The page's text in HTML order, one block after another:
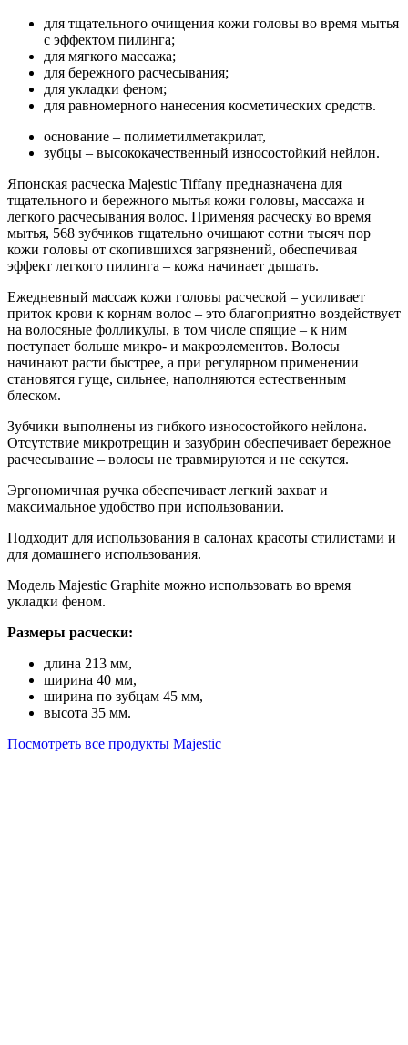
для тщательного очищения кожи головы во время мытья
с эффектом пилинга;
для мягкого массажа;
для бережного расчесывания;
для укладки феном;
для равномерного нанесения косметических средств.
основание – полиметилметакрилат,
зубцы – высококачественный износостойкий нейлон.
Японская расческа Majestic Tiffany предназначена для
тщательного и бережного мытья кожи головы, массажа и
легкого расчесывания волос. Применяя расческу во время
мытья, 568 зубчиков тщательно очищают сотни тысяч пор
кожи головы от скопившихся загрязнений, обеспечивая
эффект легкого пилинга – кожа начинает дышать.
Ежедневный массаж кожи головы расческой – усиливает
приток крови к корням волос – это благоприятно воздействует
на волосяные фолликулы, в том числе спящие – к ним
поступает больше микро- и макроэлементов. Волосы
начинают расти быстрее, а при регулярном применении
становятся гуще, сильнее, наполняются естественным
блеском.
Зубчики выполнены из гибкого износостойкого нейлона.
Отсутствие микротрещин и зазубрин обеспечивает бережное
расчесывание – волосы не травмируются и не секутся.
Эргономичная ручка обеспечивает легкий захват и
максимальное удобство при использовании.
Подходит для использования в салонах красоты стилистами и
для домашнего использования.
Модель Majestic Graphite можно использовать во время
укладки феном.
Размеры расчески:
длина 213 мм,
ширина 40 мм,
ширина по зубцам 45 мм,
высота 35 мм.
Посмотреть все продукты Majestic